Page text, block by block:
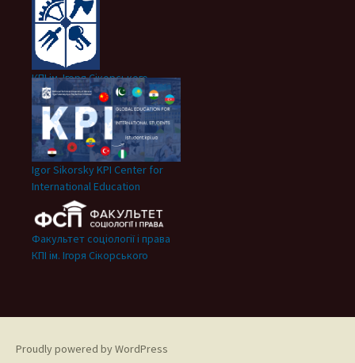
КПІ ім. Ігоря Сікорського
Igor Sikorsky KPI Center for
International Education
Факультет соціології і права
КПІ ім. Ігоря Сікорського
Proudly powered by WordPress